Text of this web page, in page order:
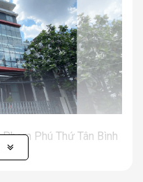
Phú Thứ Tân Bình